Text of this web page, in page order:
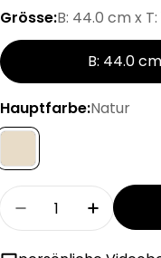
Grösse:B: 44.0 cm x T:
B: 44.0
Hauptfarbe:Natur
Menge
Menge fürMenge